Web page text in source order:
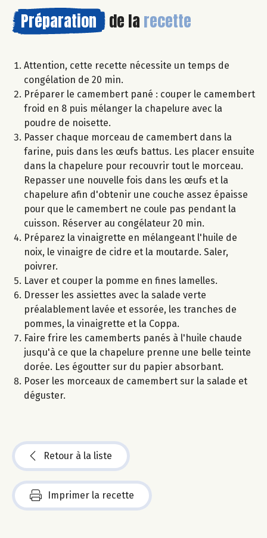
Préparation de la recette
Attention, cette recette nécessite un temps de
congélation de 20 min.
Préparer le camembert pané : couper le camembert
froid en 8 puis mélanger la chapelure avec la
poudre de noisette.
Passer chaque morceau de camembert dans la
farine, puis dans les œufs battus. Les placer ensuite
dans la chapelure pour recouvrir tout le morceau.
Repasser une nouvelle fois dans les œufs et la
chapelure afin d'obtenir une couche assez épaisse
pour que le camembert ne coule pas pendant la
cuisson. Réserver au congélateur 20 min.
Préparez la vinaigrette en mélangeant l'huile de
noix, le vinaigre de cidre et la moutarde. Saler,
poivrer.
Laver et couper la pomme en fines lamelles.
Dresser les assiettes avec la salade verte
préalablement lavée et essorée, les tranches de
pommes, la vinaigrette et la Coppa.
Faire frire les camemberts panés à l'huile chaude
jusqu'à ce que la chapelure prenne une belle teinte
dorée. Les égoutter sur du papier absorbant.
Poser les morceaux de camembert sur la salade et
déguster.
Retour à la liste
Imprimer la recette